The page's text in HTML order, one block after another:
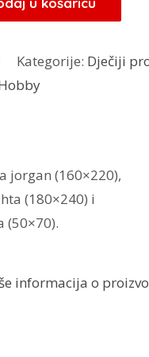
KM.
Kategorije: Dječiji
jorgan (160×220),
(180×240) i
(50×70).
informacija o